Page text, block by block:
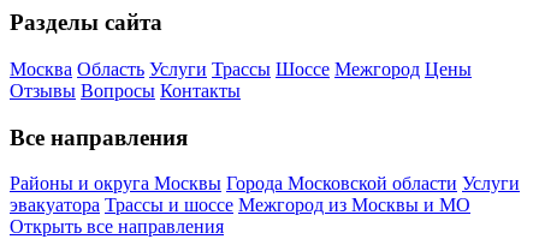
Разделы сайта
Москва Область Услуги Трассы Шоссе Межгород Цены
Отзывы Вопросы Контакты
Все направления
Районы и округа Москвы Города Московской области Услуги
эвакуатора Трассы и шоссе Межгород из Москвы и МО
Открыть все направления